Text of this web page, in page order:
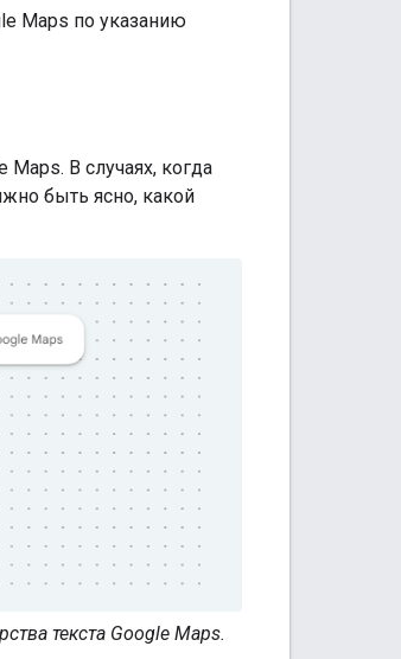
Maps по указанию
Maps. В случаях, когда
быть ясно, какой
текста Google Maps.